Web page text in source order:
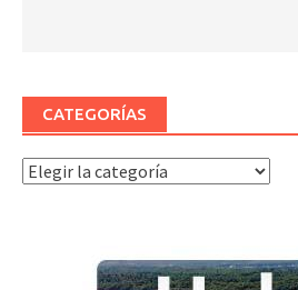
CATEGORÍAS
Categorías